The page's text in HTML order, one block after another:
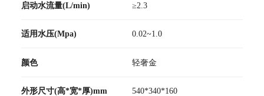
启动水流量(L/min) ≥2.3
适用水压(Mpa) 0.02~1.0
颜色 轻奢金
外形尺寸(高*宽*厚)mm 540*340*160